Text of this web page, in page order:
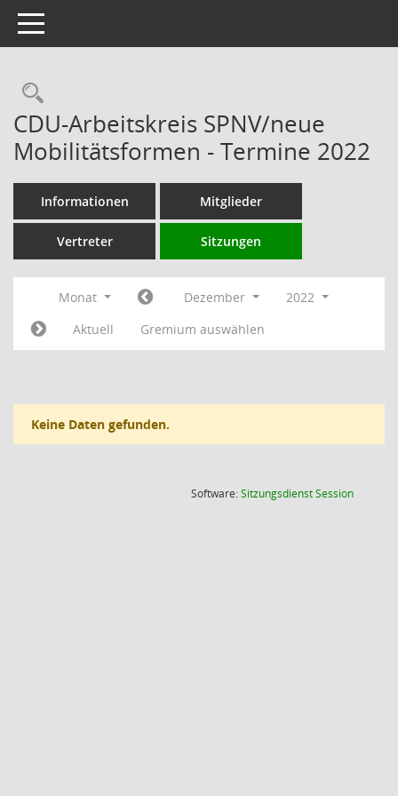
Toggle navigation
Rechercheauswahl
CDU-Arbeitskreis SPNV/neue
Mobilitätsformen - Termine 2022
Informationen Mitglieder
Vertreter Sitzungen
Monat Dezember
2022
Aktuell
Gremium auswählen
Keine Daten gefunden.
Software:SitzungsdienstSession(Wird in